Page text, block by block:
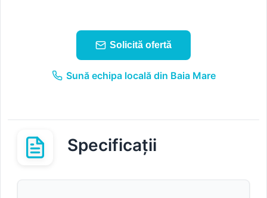
Solicită ofertă
Sună echipa locală din Baia Mare
Specificații